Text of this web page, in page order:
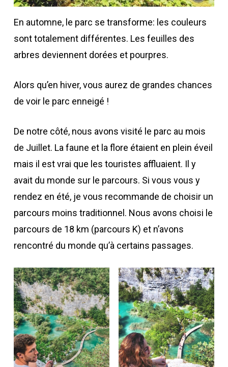
En automne, le parc se transforme: les couleurs
sont totalement différentes. Les feuilles des
arbres deviennent dorées et pourpres.
Alors qu’en hiver, vous aurez de grandes chances
de voir le parc enneigé !
De notre côté, nous avons visité le parc au mois
de Juillet. La faune et la flore étaient en plein éveil
mais il est vrai que les touristes affluaient. Il y
avait du monde sur le parcours. Si vous vous y
rendez en été, je vous recommande de choisir un
parcours moins traditionnel. Nous avons choisi le
parcours de 18 km (parcours K) et n’avons
rencontré du monde qu’à certains passages.